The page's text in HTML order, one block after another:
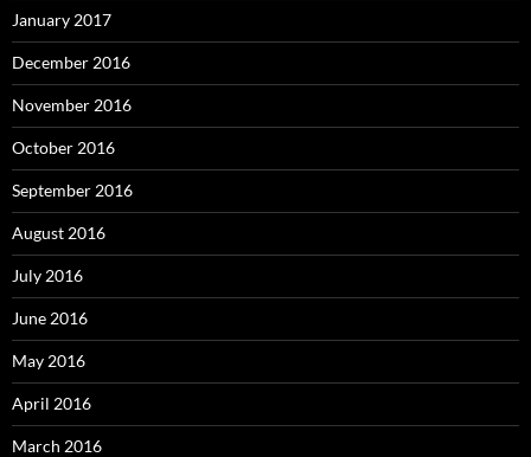
January 2017
December 2016
November 2016
October 2016
September 2016
August 2016
July 2016
June 2016
May 2016
April 2016
March 2016